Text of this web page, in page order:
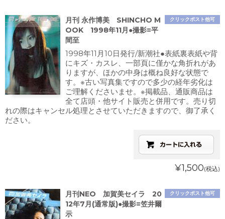
クリックポスト他可
月刊 永作博美 SHINCHO M
OOK 1998年11月●撮影=平
間至
1998年11月10日発行/新潮社●表紙裏表紙や背
にキズ・カスレ、一部頁に僅かな角折れがあ
りますが、ほかの中身は概ね良好な状態で
す。※古い写真集ですので多少の経年劣化は
ご理解くださいませ。※掲載品、通販商品は
全て店頭・他サイト販売と併用です。売り切
れの際はキャンセル処理とさせていただきますので、御了承く
ださい。
¥1,500(税込)
クリックポスト他可
月刊NEO 加賀美セイラ 20
12年7月(通常版)●撮影=笠井爾
示